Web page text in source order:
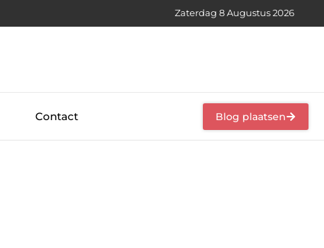
Zaterdag 8 Augustus 2026
Contact Blog plaatsen